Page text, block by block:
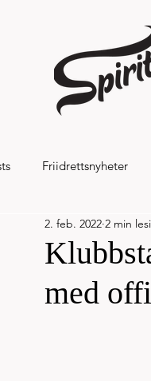
Friidrettsnyheter
Hålandsvannet halvmaraton
med
2. feb. 2022 2 min